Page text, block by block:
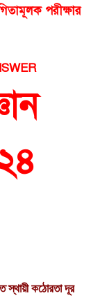
পরীক্ষার
স্থায়ী কঠোরতা দূর